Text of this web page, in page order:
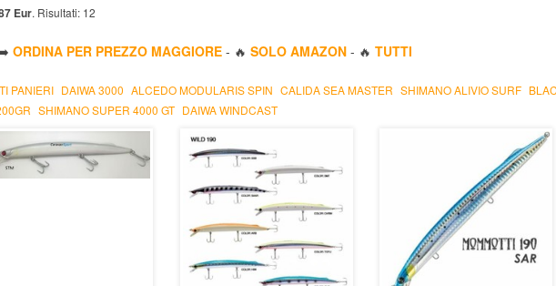
Eur. Risultati: 12
ORDINA PER PREZZO MAGGIORE - 🔥 SOLO AMAZON - 🔥 TUTTI
PANIERI DAIWA 3000 ALCEDO MODULARIS SPIN CALIDA SEA MASTER SHIMANO ALIVIO SURF
SHIMANO SUPER 4000 GT DAIWA WINDCAST